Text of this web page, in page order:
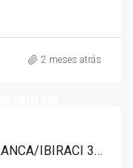
2 meses atrás
CHÁCARA À VENDA – RODOVIA FRANCA/IBIRACI 30052